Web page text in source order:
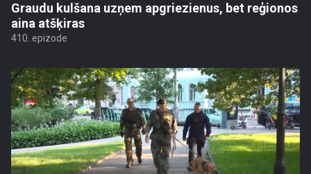
Graudu kulšana uzņem apgriezienus, bet reģionos
aina atšķiras
410. epizode